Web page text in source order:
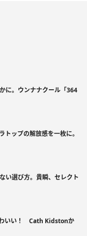
に。ウンナナクール「364
トップの解放感を一枚に。
い選び方。貴瞬、セレクト
わいい！ Cath Kidstonか